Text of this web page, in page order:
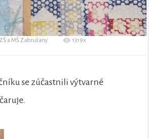
ZŠ a MŠ Zabrušany 1319x
se zúčastnili výtvarné